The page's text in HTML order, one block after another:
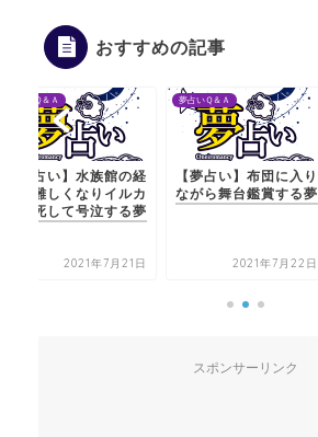
おすすめの記事
夢占いＱ＆Ａ
【夢占い】水族館の経
営が難しくなりイルカ
が餓死して号泣する夢
2021年7月21日
夢占いＱ＆Ａ
【夢占い】布団に入り
ながら舞台鑑賞する夢
2021年7月22日
スポンサーリンク